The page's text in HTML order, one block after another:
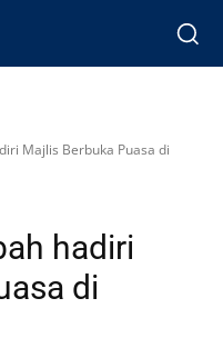
Majlis Berbuka Puasa di
hadiri
di